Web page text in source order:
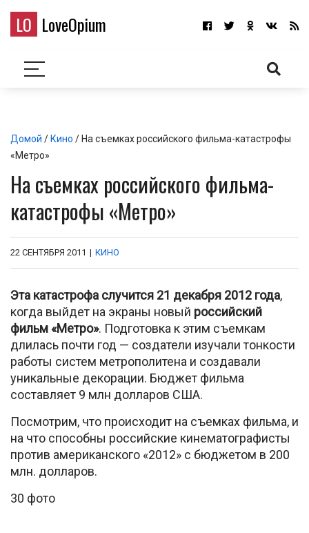
LO LoveOpium
Домой / Кино / На съемках российского фильма-катастрофы
«Метро»
На съемках российского фильма-
катастрофы «Метро»
22 СЕНТЯБРЯ 2011 | КИНО
Эта катастрофа случится 21 декабря 2012 года,
когда выйдет на экраны новый российский
фильм «Метро». Подготовка к этим съемкам
длилась почти год — создатели изучали тонкости
работы систем метрополитена и создавали
уникальные декорации. Бюджет фильма
составляет 9 млн долларов США.
Посмотрим, что происходит на съемках фильма, и
на что способны российские кинематографисты
против американского «2012» с бюджетом в 200
млн. долларов.
30 фото